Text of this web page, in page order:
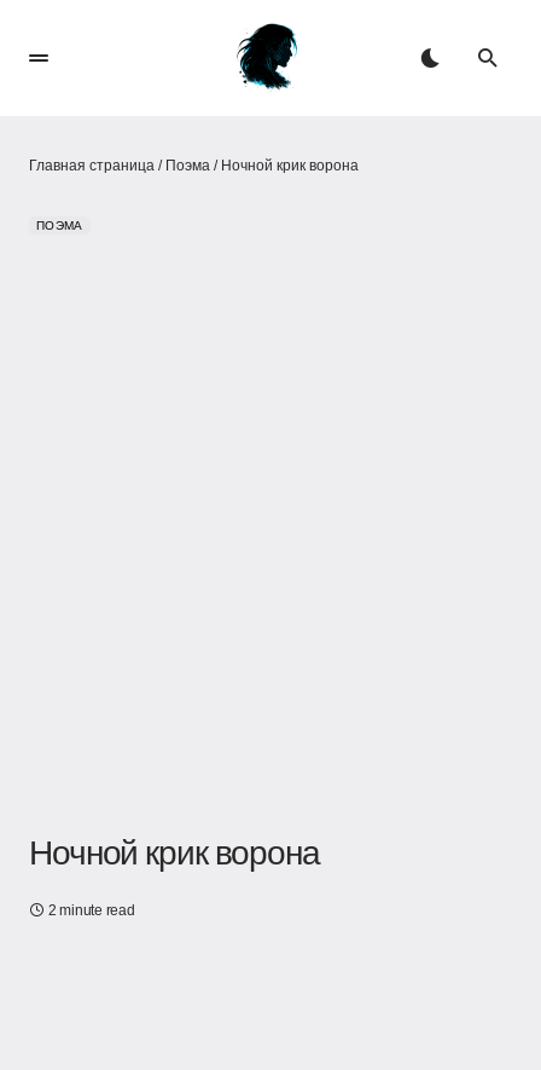
Главная страница / Поэма / Ночной крик ворона
ПОЭМА
Ночной крик ворона
2 minute read